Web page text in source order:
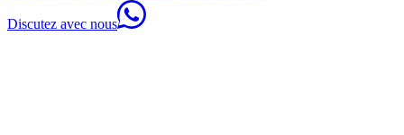
Discutez avec nous